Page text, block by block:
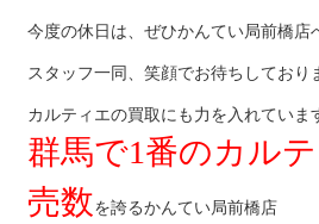
今度の休日は、ぜひかんてい局前橋店
スタッフ一同、笑顔でお待ちしており
カルティエの買取にも力を入れていま
群馬で1番のカル
売数を誇るかんてい局前橋店